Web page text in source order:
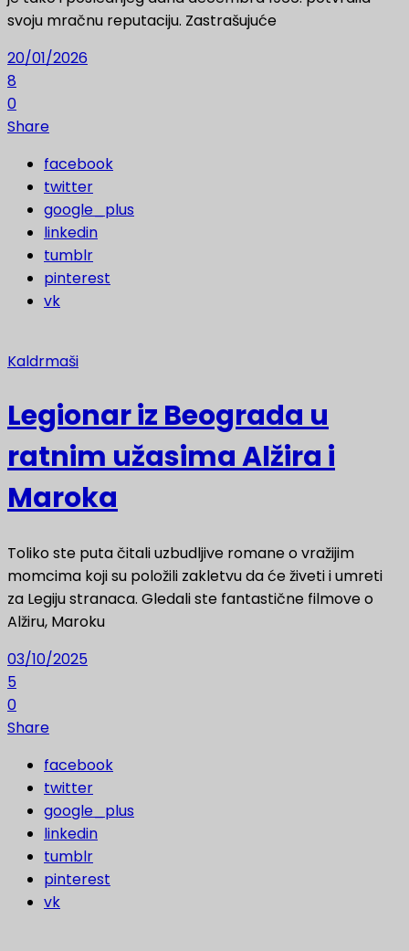
svoju mračnu reputaciju. Zastrašujuće
20/01/2026
8
0
Share
facebook
twitter
google_plus
linkedin
tumblr
pinterest
vk
Kaldrmaši
Legionar iz Beograda u
ratnim užasima Alžira i
Maroka
Toliko ste puta čitali uzbudljive romane o vražijim
momcima koji su položili zakletvu da će živeti i umreti
za Legiju stranaca. Gledali ste fantastične filmove o
Alžiru, Maroku
03/10/2025
5
0
Share
facebook
twitter
google_plus
linkedin
tumblr
pinterest
vk